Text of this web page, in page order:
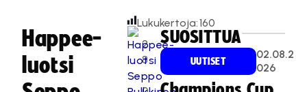
Happee-
luotsi
2
8
.
Lukukertoja:160
SUOSITTUA
UUTISET
02.08.2
026